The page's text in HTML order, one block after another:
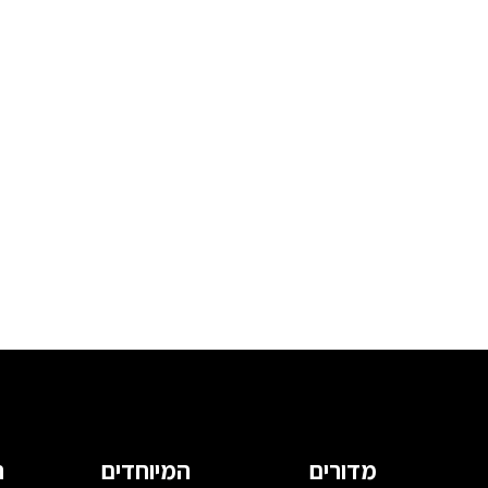
מדורים המיוחדים